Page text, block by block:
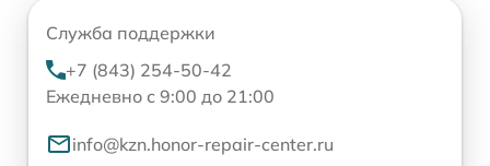
Служба поддержки
+7 (843) 254-50-42
Ежедневно с 9:00 до 21:00
info@kzn.honor-repair-center.ru